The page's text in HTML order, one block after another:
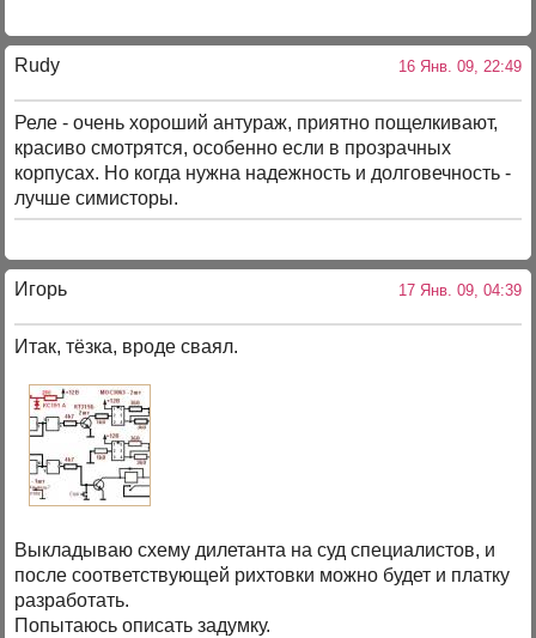
Rudy 16 Янв. 09, 22:49
Реле - очень хороший антураж, приятно пощелкивают,
красиво смотрятся, особенно если в прозрачных
корпусах. Но когда нужна надежность и долговечность -
лучше симисторы.
Игорь 17 Янв. 09, 04:39
Итак, тёзка, вроде сваял.
Выкладываю схему дилетанта на суд специалистов, и
после соответствующей рихтовки можно будет и платку
разработать.
Попытаюсь описать задумку.